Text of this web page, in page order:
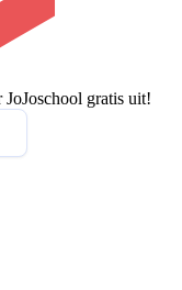
JoJoschool gratis uit!